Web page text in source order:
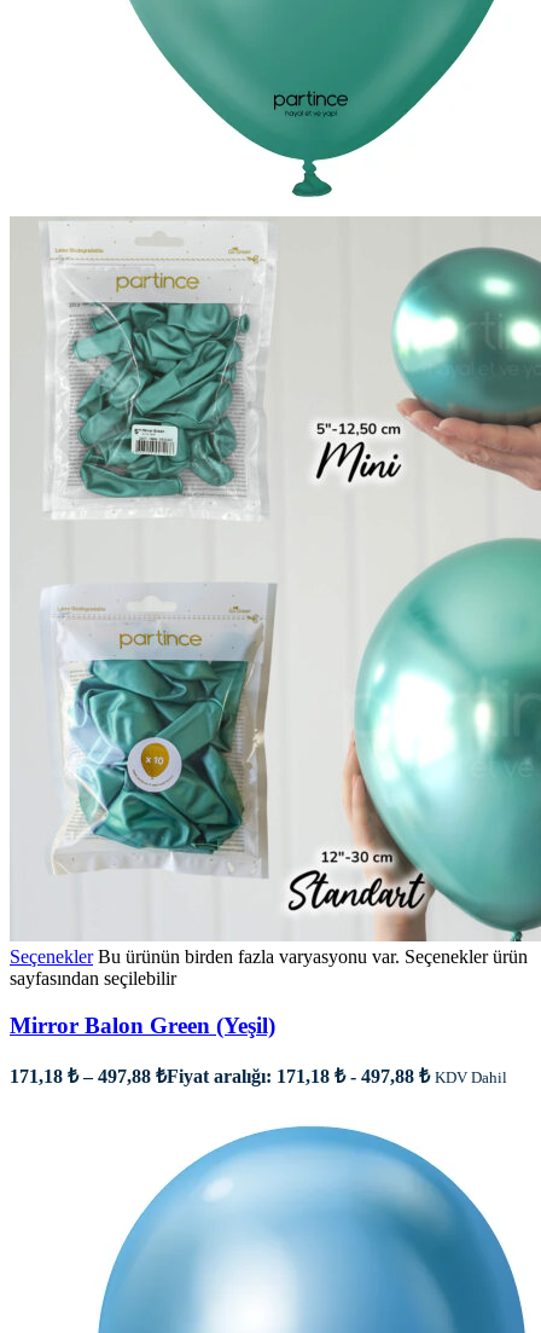
SeçeneklerBu ürünün birden fazla varyasyonu var. Seçenekler ürün
sayfasından seçilebilir
Mirror Balon Green (Yeşil)
171,18 ₺ –497,88 ₺Fiyat aralığı: 171,18 ₺ - 497,88 ₺ KDV Dahil